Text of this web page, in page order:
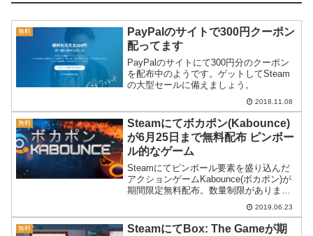
無料
PayPalのサイトで300円クーポン
配ってます
PayPalのサイトにて300円分のクーポン
を配布中のようです。ゲットしてSteam
の大型セールに備えましょう。
2018.11.08
無料
Steamにてボカポン(Kabounce)
が6月25日まで無料配布 ピンボー
ル的なゲーム
Steamにてピンボール要素を盛り込んだ
アクションゲームKabounce(ボカポン)が
期間限定無料配布。数量制限があります
2019.06.23
無料
SteamにてBox: The Gameが期